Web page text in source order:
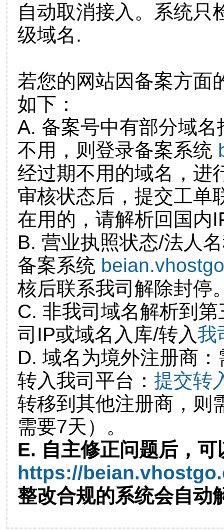
自动取消接入。系统只
级域名.
若您的网站因备案方面
如下：
A. 备案号中有部分域
不用，则登录备案系统
经过期不用的域名，进
审核状态后，提交工单
在用的，请解析回国内
B. 营业执照状态/法人
备案系统
核后联系我司解除封停
C. 非我司域名解析到
司IP或域名入库/转入我
D. 域名为境外注册商
转入我司平台： 提交转
转移到其他注册商，则
需要7天）。
E. 自主修正问题后，可
https://
整改合规的系统会自动